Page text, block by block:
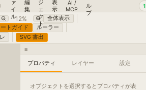
ァ
イ
ル
編
集
ジ
ェ
ク
ト
表
示
AI /
MCP
ル
プ
12%
全体表示
トガイド
ルーラー
SVG 書出
≡
プロパティ
レイヤー 設定
オブジェクトを選択するとプロパティが表